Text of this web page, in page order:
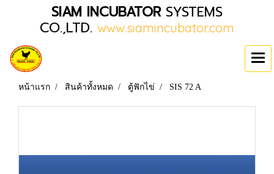
SIAM INCUBATORSYSTEMS
CO.,LTD. www.siamincubator.com
หน้าแรก สินค้าทั้งหมด ตู้ฟักไข่ SIS 72 A